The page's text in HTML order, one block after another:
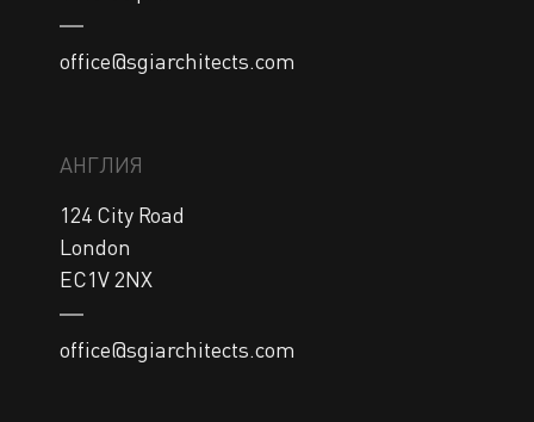
office@sgiarchitects.com
АНГЛИЯ
124 City Road
London
EC1V 2NX
office@sgiarchitects.com